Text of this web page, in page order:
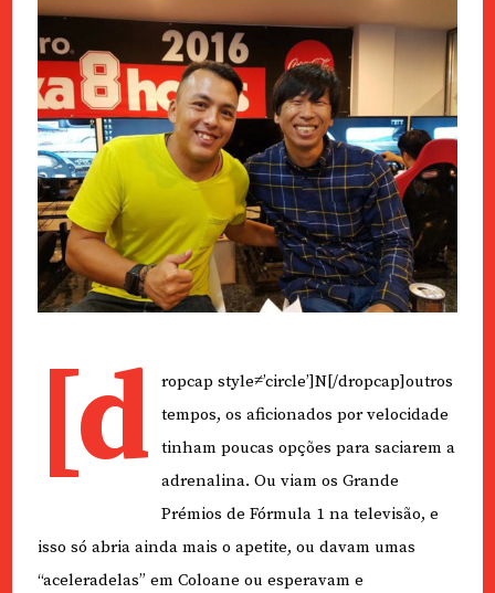
[d
ropcap style≠’circle’]N[/dropcap]outros
tempos, os aficionados por velocidade
tinham poucas opções para saciarem a
adrenalina. Ou viam os Grande
Prémios de Fórmula 1 na televisão, e
isso só abria ainda mais o apetite, ou davam umas
“aceleradelas” em Coloane ou esperavam e